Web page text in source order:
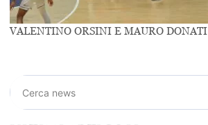
VALENTINO ORSINI E MAURO DONATI